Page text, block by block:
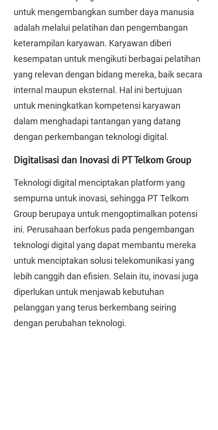
untuk mengembangkan sumber daya manusia
adalah melalui pelatihan dan pengembangan
keterampilan karyawan. Karyawan diberi
kesempatan untuk mengikuti berbagai pelatihan
yang relevan dengan bidang mereka, baik secara
internal maupun eksternal. Hal ini bertujuan
untuk meningkatkan kompetensi karyawan
dalam menghadapi tantangan yang datang
dengan perkembangan teknologi digital.
Digitalisasi dan Inovasi di PT Telkom Group
Teknologi digital menciptakan platform yang
sempurna untuk inovasi, sehingga PT Telkom
Group berupaya untuk mengoptimalkan potensi
ini. Perusahaan berfokus pada pengembangan
teknologi digital yang dapat membantu mereka
untuk menciptakan solusi telekomunikasi yang
lebih canggih dan efisien. Selain itu, inovasi juga
diperlukan untuk menjawab kebutuhan
pelanggan yang terus berkembang seiring
dengan perubahan teknologi.